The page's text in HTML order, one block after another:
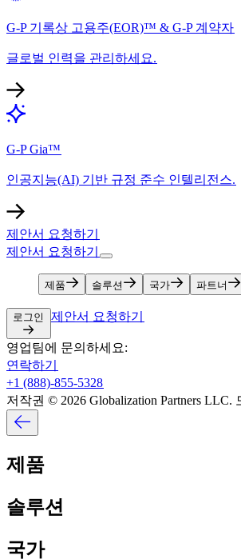
G-P 기록상 고용주(EOR)™ & G-P 계약자​​
글로벌 인력을 관리하세요.​​
G-P Gia™​​
인공지능(AI) 기반 규정 준수 인텔리전스.​​
제안서 요청하기​​
제안서 요청하기​​
제품​​ 솔루션​​ 국가​​ 파트너​​
로그인​​ 제안서 요청하기​​
영업팀에 문의하세요:​​
연락하기​​
+1 (888)-855-5328​​
저작권 © 2026 Globalization Partners LLC.
제품​​
솔루션​​
국가​​